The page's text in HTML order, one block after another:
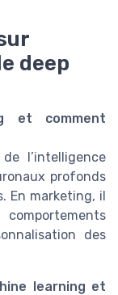
deep
et comment
l’intelligence
profonds
En marketing, il
comportements
des
learning et